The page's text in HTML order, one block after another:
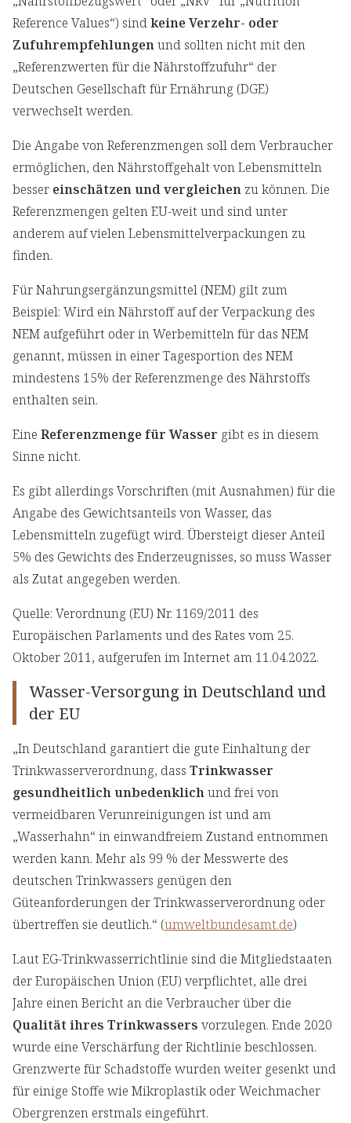
Reference Values“) sindkeine Verzehr- oder
Zufuhrempfehlungenund sollten nicht mit den
„Referenzwerten für die Nährstoffzufuhr“ der
Deutschen Gesellschaft für Ernährung (DGE)
verwechselt werden.
Die Angabe von Referenzmengen soll dem Verbraucher
ermöglichen, den Nährstoffgehalt von Lebensmitteln
besser einschätzen und vergleichen zu können. Die
Referenzmengen gelten EU-weit und sind unter
anderem auf vielen Lebensmittelverpackungen zu
finden.
Für Nahrungsergänzungsmittel (NEM) gilt zum
Beispiel: Wird ein Nährstoff auf der Verpackung des
NEM aufgeführt oder in Werbemitteln für das NEM
genannt, müssen in einer Tagesportion des NEM
mindestens 15% der Referenzmenge des Nährstoffs
enthalten sein.
Eine Referenzmenge für Wasser gibt es in diesem
Sinne nicht.
Es gibt allerdings Vorschriften (mit Ausnahmen) für die
Angabe des Gewichtsanteils von Wasser, das
Lebensmitteln zugefügt wird. Übersteigt dieser Anteil
5% des Gewichts des Enderzeugnisses, so muss Wasser
als Zutat angegeben werden.
Quelle: Verordnung (EU) Nr. 1169/2011 des
Europäischen Parlaments und des Rates vom 25.
Oktober 2011, aufgerufen im Internet am 11.04.2022.
Wasser-Versorgung in Deutschland und
der EU
„In Deutschland garantiert die gute Einhaltung der
Trinkwasserverordnung, dass Trinkwasser
gesundheitlich unbedenklichund frei von
vermeidbaren Verunreinigungen ist und am
„Wasserhahn“ in einwandfreiem Zustand entnommen
werden kann. Mehr als 99 % der Messwerte des
deutschen Trinkwassers genügen den
Güteanforderungen der Trinkwasserverordnung oder
übertreffen sie deutlich.“ (umweltbundesamt.de)
Laut EG-Trinkwasserrichtlinie sind die Mitgliedstaaten
der Europäischen Union (EU) verpflichtet, alle drei
Jahre einen Bericht an die Verbraucher über die
Qualität ihres Trinkwassers vorzulegen. Ende 2020
wurde eine Verschärfung der Richtlinie beschlossen.
Grenzwerte für Schadstoffe wurden weiter gesenkt und
für einige Stoffe wie Mikroplastik oder Weichmacher
Obergrenzen erstmals eingeführt.